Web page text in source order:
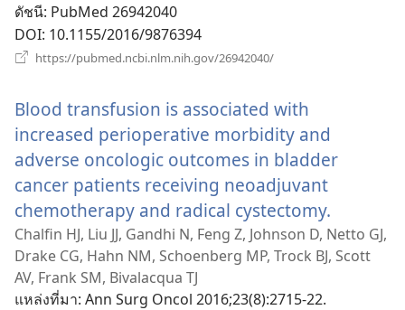
ดัชนี‎: PubMed 26942040
DOI‎: 10.1155/2016/9876394
https://pubmed.ncbi.nlm.nih.gov/26942040/
Blood transfusion is associated with
increased perioperative morbidity and
adverse oncologic outcomes in bladder
cancer patients receiving neoadjuvant
chemotherapy and radical cystectomy.
หน้าต่าง
ใหม่)
Chalfin HJ, Liu JJ, Gandhi N, Feng Z, Johnson D, Netto GJ,
Drake CG, Hahn NM, Schoenberg MP, Trock BJ, Scott
AV, Frank SM, Bivalacqua TJ
แหล่งที่มา‎: Ann Surg Oncol 2016;23(8):2715-22.